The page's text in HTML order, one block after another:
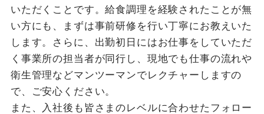
いただくことです。給食調理を経験されたことが無
い方にも、まずは事前研修を行い丁寧にお教えいた
します。さらに、出勤初日にはお仕事をしていただ
く事業所の担当者が同行し、現地でも仕事の流れや
衛生管理などマンツーマンでレクチャーしますの
で、ご安心ください。
また、入社後も皆さまのレベルに合わせたフォロー